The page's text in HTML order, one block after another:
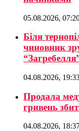
05.08.2026,
Біля
чиновник
04.08.2026,
Продала
гривень
04.08.2026,